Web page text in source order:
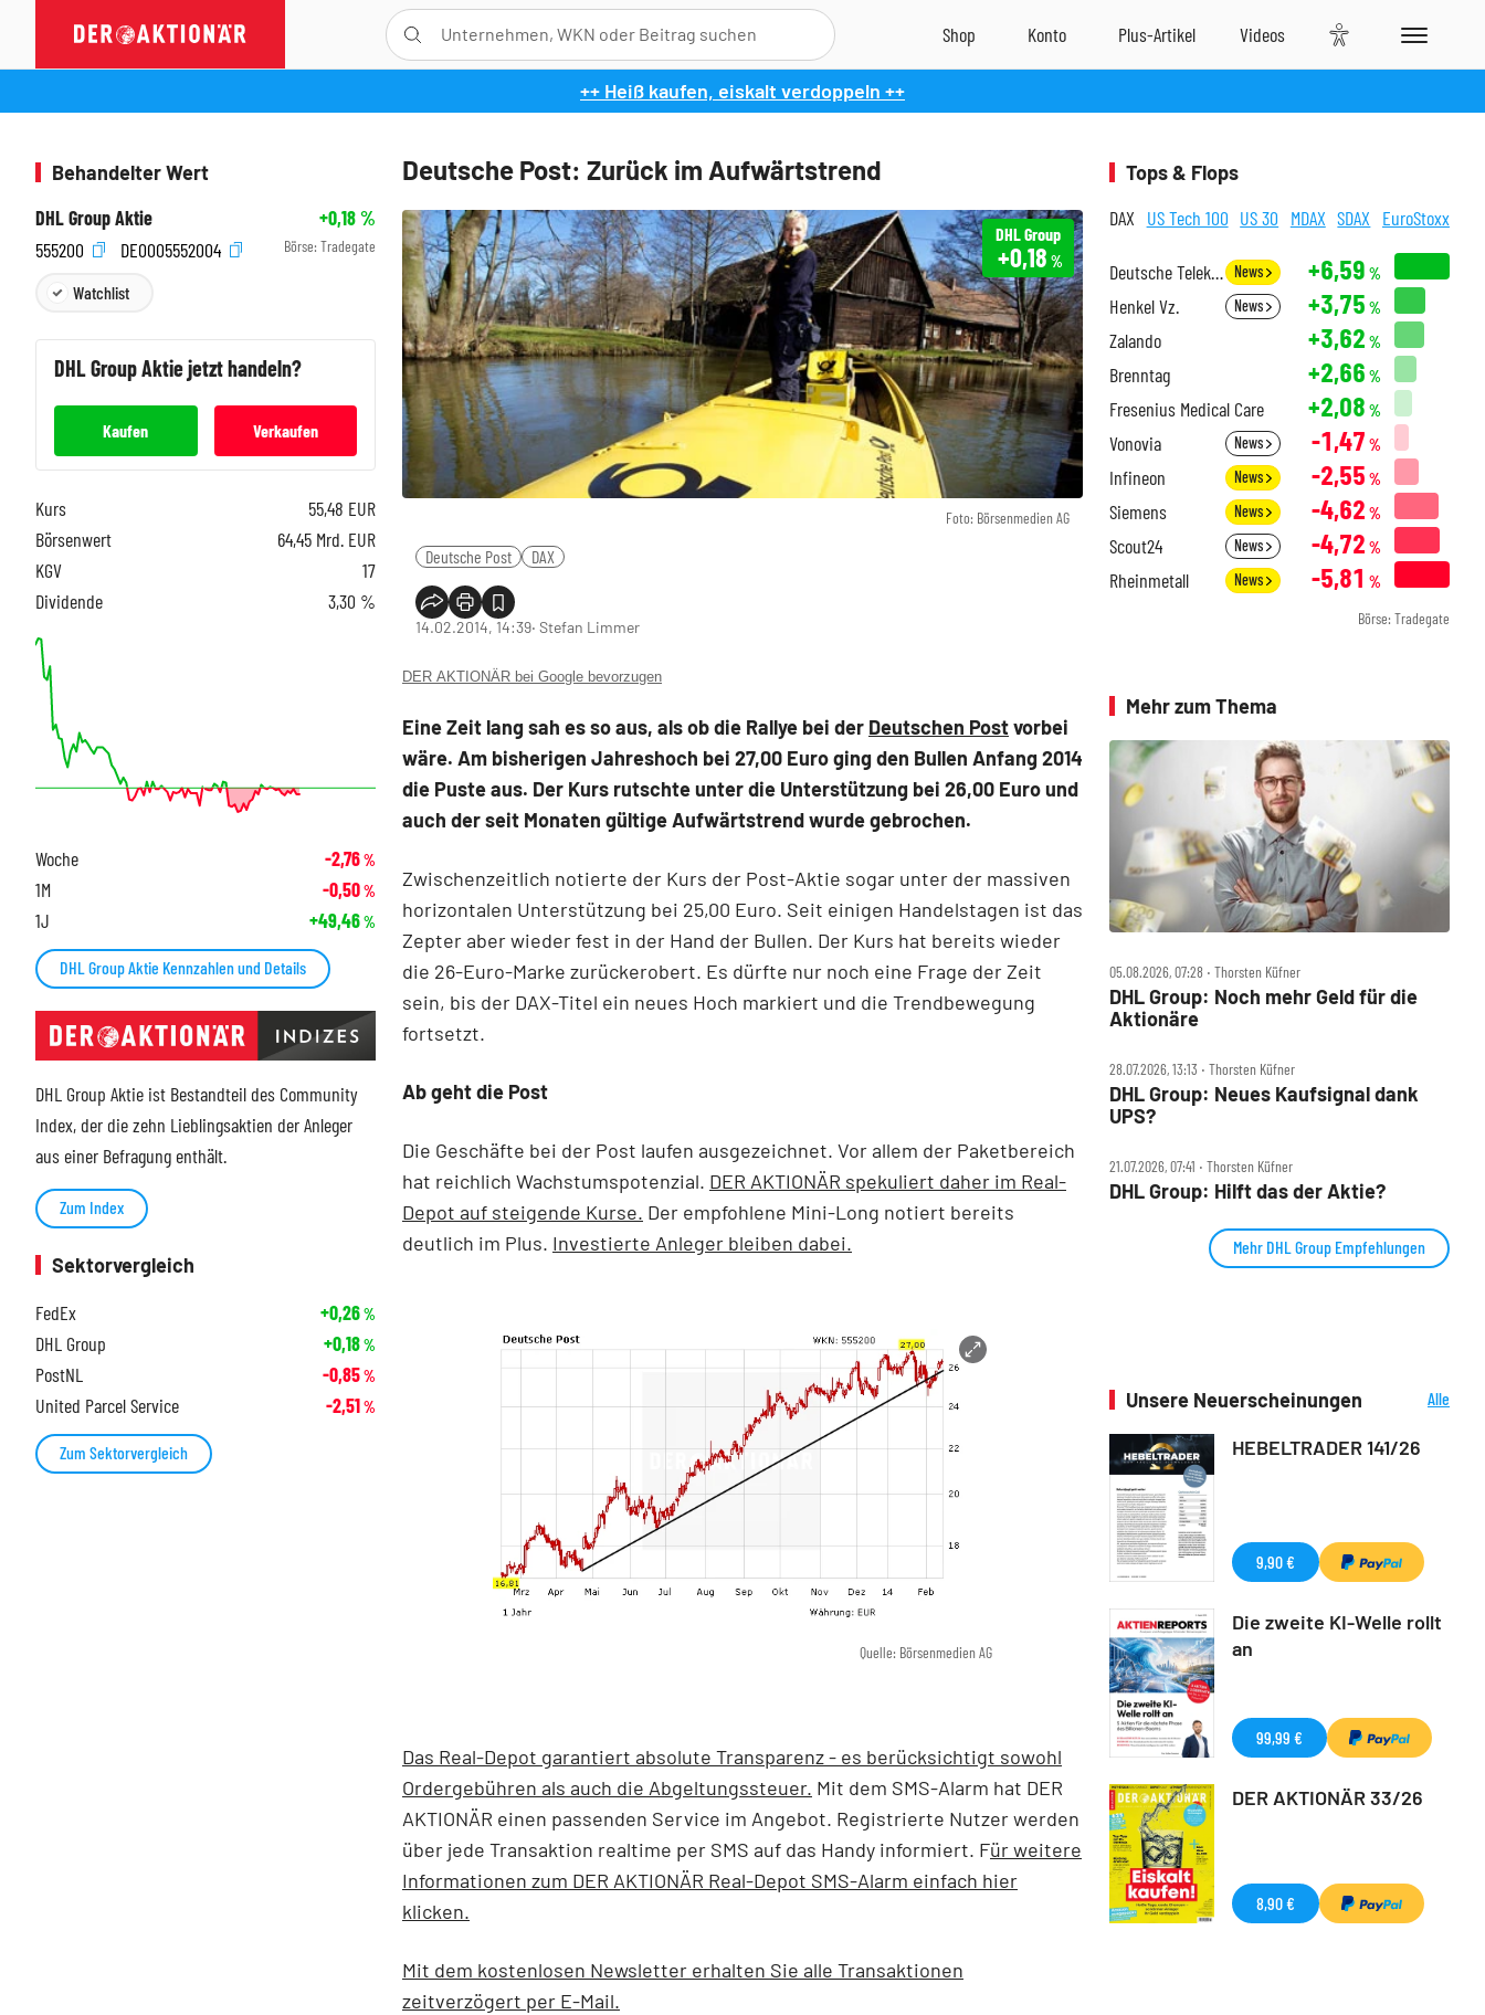
++ Heiß kaufen, eiskalt verdoppeln ++
Deutsche Post: Zurück im Aufwärtstrend
Foto: Börsenmedien AG
DHL Group
+0,18 %
Deutsche Post DAX
14.02.2014, 14:39‧ Stefan Limmer
DER AKTIONÄR bei Google bevorzugen
Eine Zeit lang sah es so aus, als ob die Rallye bei der Deutschen Postvorbei
wäre. Am bisherigen Jahreshoch bei 27,00 Euro ging den Bullen Anfang 2014
die Puste aus. Der Kurs rutschte unter die Unterstützung bei 26,00 Euro und
auch der seit Monaten gültige Aufwärtstrend wurde gebrochen.
Zwischenzeitlich notierte der Kurs der Post-Aktie sogar unter der massiven
horizontalen Unterstützung bei 25,00 Euro. Seit einigen Handelstagen ist das
Zepter aber wieder fest in der Hand der Bullen. Der Kurs hat bereits wieder
die 26-Euro-Marke zurückerobert. Es dürfte nur noch eine Frage der Zeit
sein, bis der DAX-Titel ein neues Hoch markiert und die Trendbewegung
fortsetzt.
Ab geht die Post
Die Geschäfte bei der Post laufen ausgezeichnet. Vor allem der Paketbereich
hat reichlich Wachstumspotenzial. DER AKTIONÄR spekuliert daher im Real-
Depot auf steigende Kurse. Der empfohlene Mini-Long notiert bereits
deutlich im Plus. Investierte Anleger bleiben dabei.
Quelle: Börsenmedien AG
Das Real-Depot garantiert absolute Transparenz - es berücksichtigt sowohl
Ordergebühren als auch die Abgeltungssteuer. Mit dem SMS-Alarm hat DER
AKTIONÄR einen passenden Service im Angebot. Registrierte Nutzer werden
über jede Transaktion realtime per SMS auf das Handy informiert. Für weitere
Informationen zum DER AKTIONÄR Real-Depot SMS-Alarm einfach hier
klicken.
Mit dem kostenlosen Newsletter erhalten Sie alle Transaktionen
zeitverzögert per E-Mail.
Behandelter Wert
DHL Group Aktie
+0,18%
555200
DE0005552004 Börse: Tradegate
Watchlist
DHL GroupAktie jetzt handeln?
Kaufen Verkaufen
Kurs 55,48 EUR
Börsenwert
64,45 Mrd. EUR
KGV
17
Dividende
3,30 %
Woche -2,76%
1M -0,50%
1J +49,46%
DHL Group Aktie Kennzahlen und Details
DHL Group Aktie ist Bestandteil des Community
Index, der die zehn Lieblingsaktien der Anleger
aus einer Befragung enthält.
Zum Index
Sektorvergleich
FedEx
+0,26%
DHL Group +0,18%
PostNL -0,85%
United Parcel Service -2,51%
Zum Sektorvergleich
Tops & Flops
DAX US Tech 100 US 30 MDAX SDAX EuroStoxx
Deutsche Telekom News +6,59 %
Henkel Vz. News +3,75 %
Zalando +3,62 %
Brenntag +2,66 %
Fresenius Medical Care +2,08 %
Vonovia News -1,47 %
Infineon News -2,55 %
Siemens News -4,62 %
Scout24 News -4,72 %
Rheinmetall News -5,81 %
Börse: Tradegate
Mehr zum Thema
05.08.2026, 07:28 ‧ Thorsten Küfner
DHL Group: Noch mehr Geld für die
Aktionäre
28.07.2026, 13:13 ‧ Thorsten Küfner
DHL Group: Neues Kaufsignal dank
UPS?
21.07.2026, 07:41 ‧ Thorsten Küfner
DHL Group: Hilft das der Aktie?
Mehr DHL Group Empfehlungen
Unsere Neuerscheinungen
Alle
HEBELTRADER 141/26
9,90 €
Die zweite KI-Welle rollt
an
99,99 €
DER AKTIONÄR 33/26
8,90 €